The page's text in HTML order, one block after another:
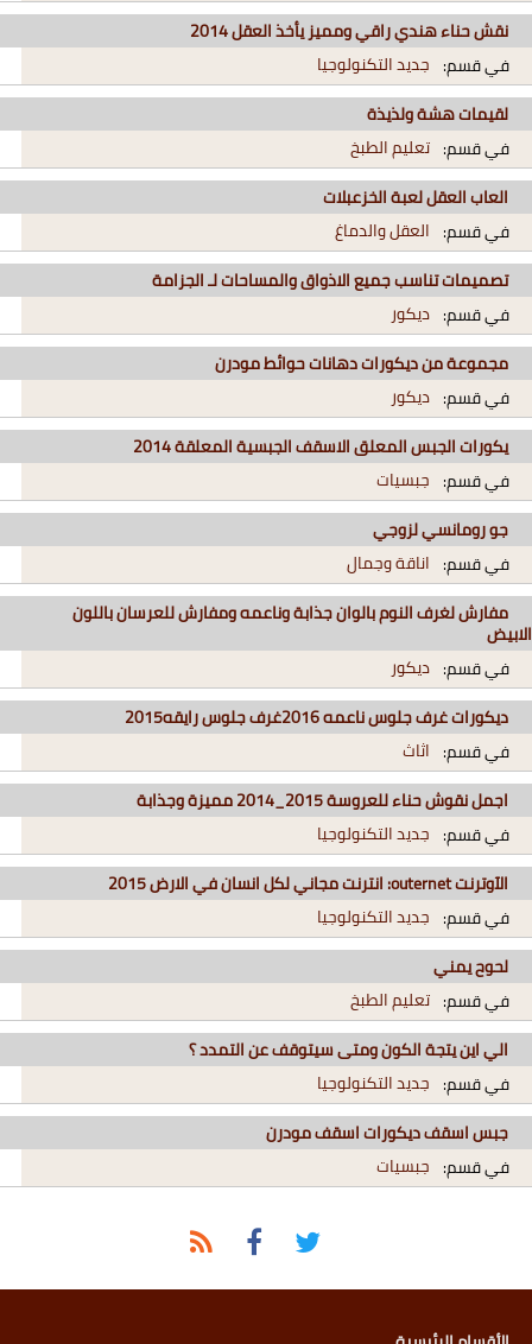
نقش حناء هندي راقي ومميز يأخذ العقل 2014
في قسم: جديد التكنولوجيا
لقيمات هشة ولذيذة
في قسم: تعليم الطبخ
العاب العقل لعبة الخزعبلات
في قسم: العقل والدماغ
تصميمات تناسب جميع الاذواق والمساحات لـ الجزامة
في قسم: ديكور
مجموعة من ديكورات دهانات حوائط مودرن
في قسم: ديكور
يكورات الجبس المعلق الاسقف الجبسية المعلقة 2014
في قسم: جبسيات
جو رومانسي لزوجي
في قسم: اناقة وجمال
مفارش لغرف النوم بالوان جذابة وناعمه ومفارش للعرسان باللون
الابيض
في قسم: ديكور
ديكورات غرف جلوس ناعمه 2016غرف جلوس رايقه2015
في قسم: اثاث
اجمل نقوش حناء للعروسة 2015_2014 مميزة وجذابة
في قسم: جديد التكنولوجيا
الآوترنت outernet: انترنت مجاني لكل انسان في الارض 2015
في قسم: جديد التكنولوجيا
لحوح يمني
في قسم: تعليم الطبخ
الي اين يتجة الكون ومتى سيتوقف عن التمدد ؟
في قسم: جديد التكنولوجيا
جبس اسقف ديكورات اسقف مودرن
في قسم: جبسيات